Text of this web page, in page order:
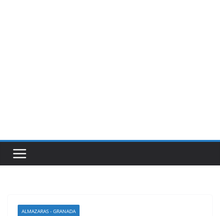
ALMAZARAS - GRANADA